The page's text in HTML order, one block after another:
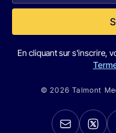
En cliquant sur s'inscrire,
© 2026 Talmont